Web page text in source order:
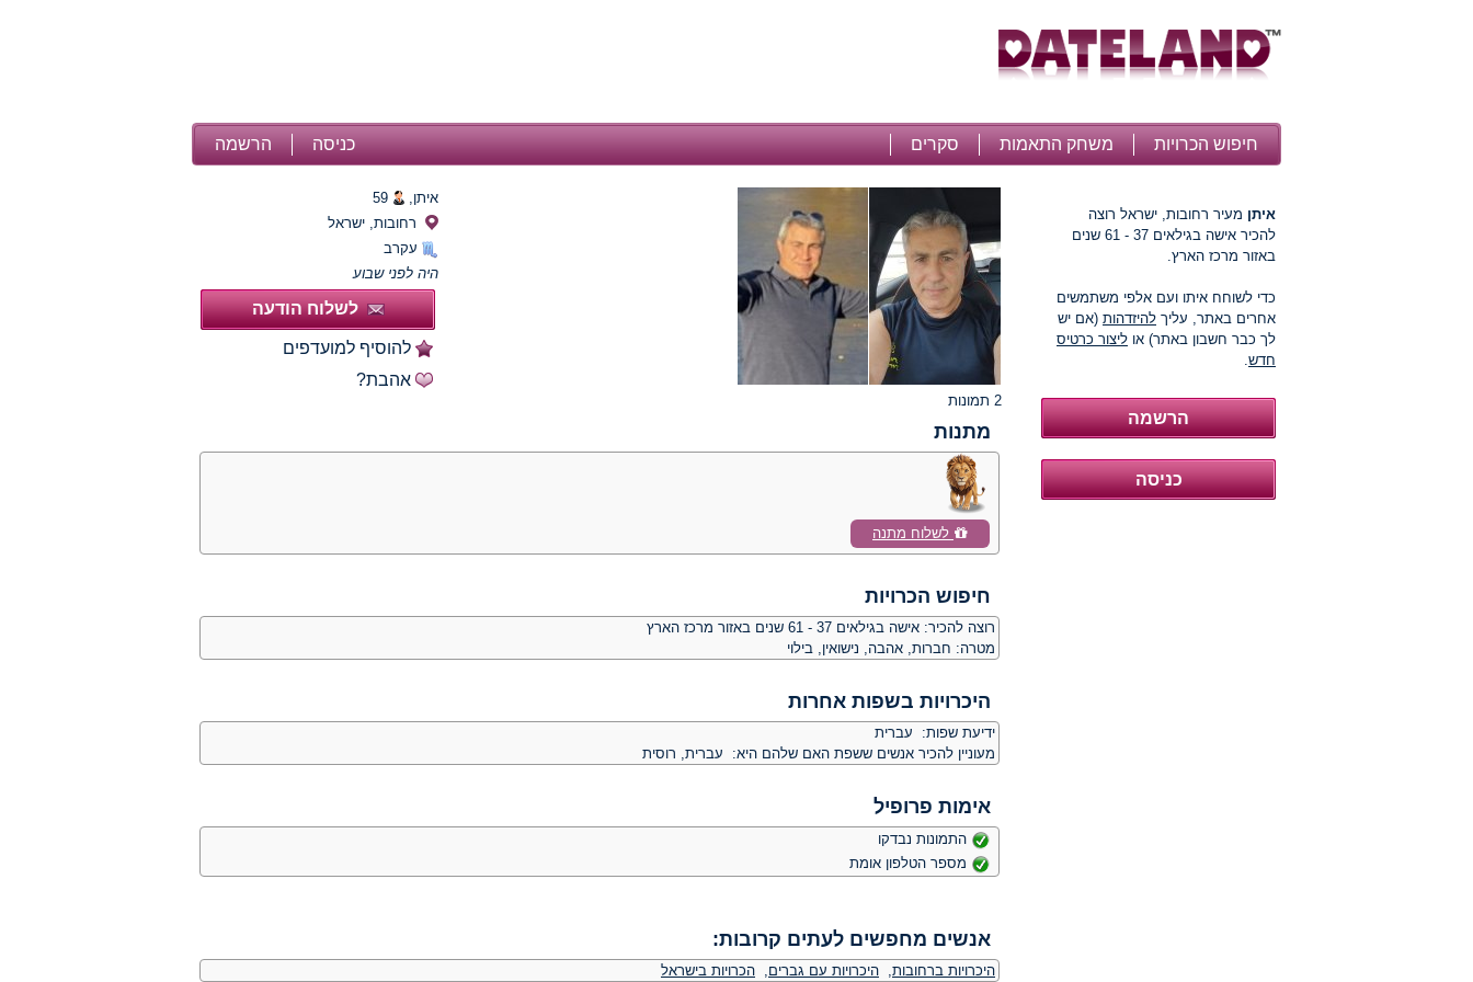
חיפוש הכרויות משחק התאמות סקרים הרשמה כניסה
איתן מעיר רחובות, ישראל רוצה
להכיר אישה בגילאים 37 - 61 שנים
באזור מרכז הארץ.
כדי לשוחח איתו ועם אלפי משתמשים
אחרים באתר, עליך להיזדהות (אם יש
לך כבר חשבון באתר) או ליצור כרטיס
חדש.
2 תמונות
איתן,
59
רחובות, ישראל
עקרב
היה לפני שבוע
לשלוח הודעה
להוסיף למועדפים
אהבת?
מתנות
לשלוח מתנה
חיפוש הכרויות
רוצה להכיר: אישה בגילאים 37 - 61 שנים באזור מרכז הארץ
מטרה: חברות, אהבה, נישואין, בילוי
היכרויות בשפות אחרות
ידיעת שפות: עברית
מעוניין להכיר אנשים ששפת האם שלהם היא: עברית, רוסית
אימות פרופיל
התמונות נבדקו
מספר הטלפון אומת
אנשים מחפשים לעתים קרובות:
היכרויות ברחובות, היכרויות עם גברים, הכרויות בישראל